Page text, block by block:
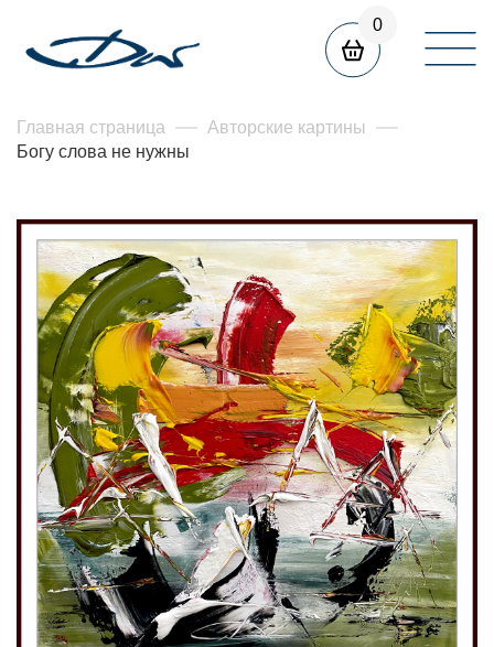
0
Главная страница
Авторские картины
Богу слова не нужны